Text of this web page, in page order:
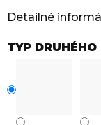
TYP
Detailné